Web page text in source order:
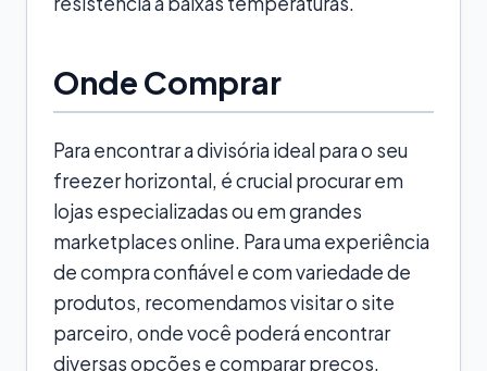
Onde Comprar
Para encontrar a divisória ideal para o seu
freezer horizontal, é crucial procurar em
lojas especializadas ou em grandes
marketplaces online. Para uma experiência
de compra confiável e com variedade de
produtos, recomendamos visitar o site
parceiro, onde você poderá encontrar
diversas opções e comparar preços.